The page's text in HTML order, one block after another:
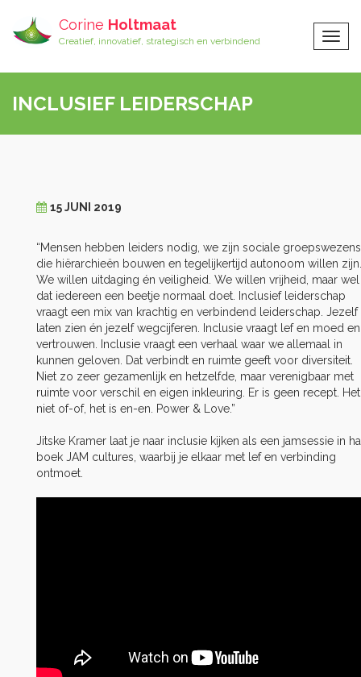
Corine Holtmaat
Creatief, innovatief, strategisch en verbindend
INCLUSIEF LEIDERSCHAP
15 JUNI 2019
“Mensen hebben leiders nodig, we zijn sociale groepswezens
die hiërarchieën bouwen en tegelijkertijd autonoom willen zijn.
We willen uitdaging én veiligheid. We willen vrijheid, maar wel
dat iedereen een beetje normaal doet. Inclusief leiderschap
vraagt een mix van krachtig en verbindend leiderschap. Jezelf
laten zien én jezelf wegcijferen. Inclusie vraagt lef en moed en
vertrouwen. Inclusie vraagt een verhaal waar we allemaal in
kunnen geloven. Dat verbindt en ruimte geeft voor diversiteit.
Niet zo zeer gezamenlijk en hetzelfde, maar verenigbaar met
ruimte voor verschil en eigen inkleuring. Er is geen recept.
niet of-of, het is en-en. Power & Love.”
Jitske Kramer laat je naar inclusie kijken als een jamsessie in
boek JAM cultures, waarbij je elkaar met lef en verbinding
ontmoet.